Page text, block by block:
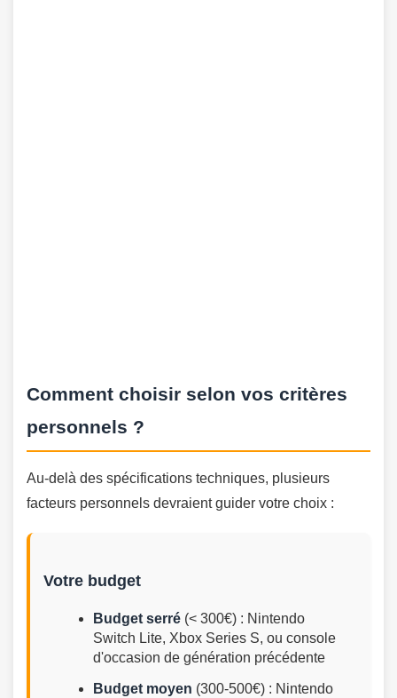
Comment choisir selon vos critères
personnels ?
Au-delà des spécifications techniques, plusieurs
facteurs personnels devraient guider votre choix :
Votre budget
Budget serré (< 300€) : Nintendo
Switch Lite, Xbox Series S, ou console
d'occasion de génération précédente
Budget moyen (300-500€) : Nintendo